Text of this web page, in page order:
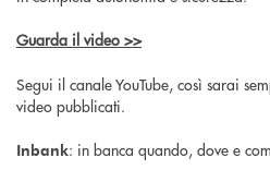
Guarda il video >>
Segui il canale YouTube, così sarai
video pubblicati.
Inbank: in banca quando, dove e